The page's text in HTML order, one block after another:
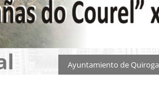
Ayuntamiento de Quiroga